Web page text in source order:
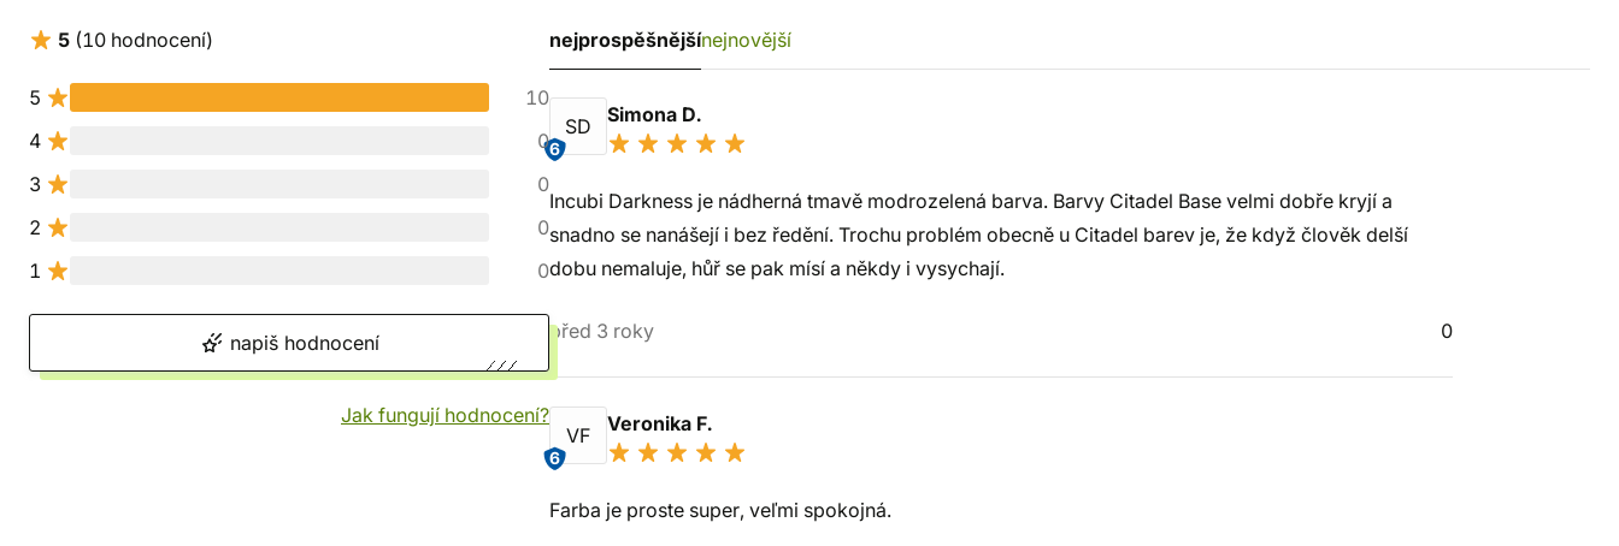
5 (10 hodnocení)
5
10
4
0
3
0
2
0
1
0
napiš hodnocení
Jak fungují hodnocení?
nejprospěšnějšínejnovější
SD
6
Simona D.
Incubi Darkness je nádherná tmavě modrozelená barva. Barvy Citadel Base velmi dobře kryjí a
snadno se nanášejí i bez ředění. Trochu problém obecně u Citadel barev je, že když člověk delší
dobu nemaluje, hůř se pak mísí a někdy i vysychají.
před 3 roky 0
VF
6
Veronika F.
Farba je proste super, veľmi spokojná.